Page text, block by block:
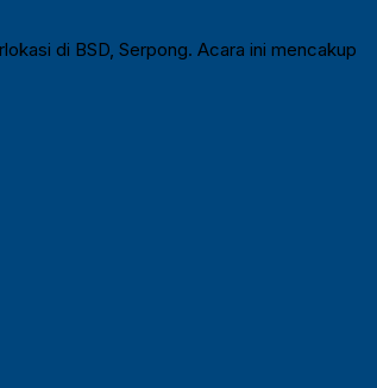
di BSD, Serpong. Acara ini mencakup